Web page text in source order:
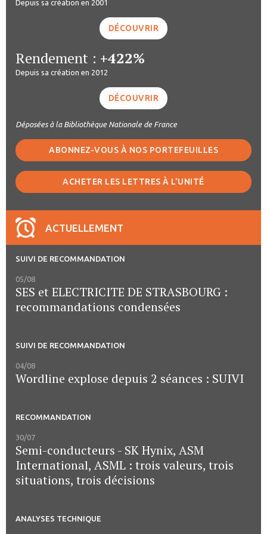
Depuis sa création en 2001
DÉCOUVRIR
Rendement : +422%
Depuis sa création en 2012
DÉCOUVRIR
Déposées à la Bibliothèque Nationale de France
ABONNEZ-VOUS À NOS PORTEFEUILLES
ACHETER LES LETTRES À L'UNITÉ
ACTUELLEMENT
SUIVI DE RECOMMANDATION
05/08
SES et ELECTRICITE DE STRASBOURG :
recommandations condensées
SUIVI DE RECOMMANDATION
04/08
Wordline explose depuis 2 séances : SUIVI
RECOMMANDATION
30/07
Semi-conducteurs - SK Hynix, ASM
International, ASML : trois valeurs, trois
situations, trois décisions
ANALYSES TECHNIQUE